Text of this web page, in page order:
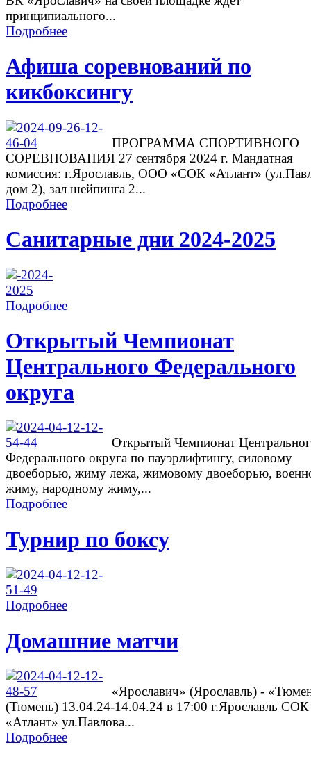
принципиального...
Подробнее
Афиша соревнований по
кикбоксингу
ПРОГРАММА СПОРТИВНОГО
СОРЕВНОВАНИЯ 27 сентября 2024 г. Мандатная
комиссия: г.Ярославль, ООО «СОК «Атлант»
дом 2), зал шейпинга 2...
Подробнее
Санитарные дни 2024-2025
Подробнее
Открытый Чемпионат
Центрального Федерального
округа
Открытый Чемпионат
Федерального округа по пауэрлифтингу, силовому
двоеборью, жиму лежа, жимовому двоеборью,
жиму, народному жиму,...
Подробнее
Турнир по боксу
Подробнее
Домашние матчи
«Ярославич» (Ярославль) -
(Тюмень) 13.04.24-14.04.24 в 17:00 г.Ярославль СОК
«Атлант» ул.Павлова...
Подробнее